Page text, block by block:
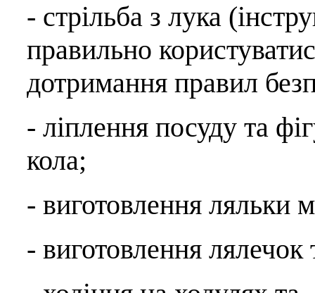
- стрільба з лука
правильно
дотримання правил
- ліплення посуду та
кола;
- виготовлення ляльки
- виготовлення лялечок